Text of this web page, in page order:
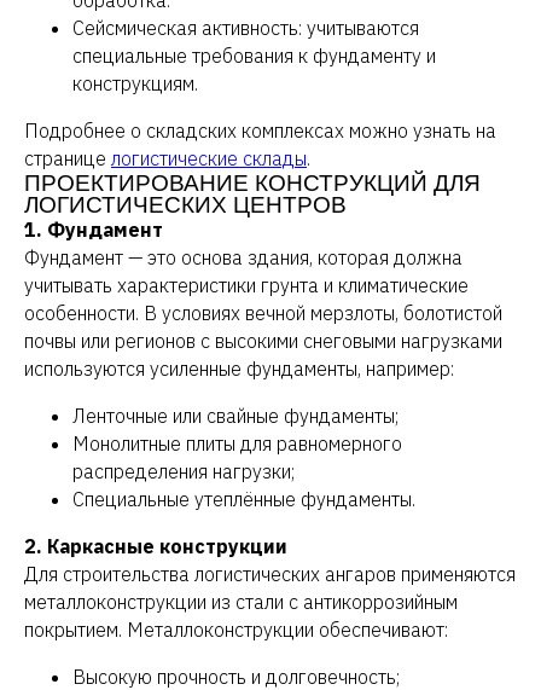
Сейсмическая активность: учитываются
специальные требования к фундаменту и
конструкциям.
Подробнее о складских комплексах можно узнать на
странице логистические склады.
ПРОЕКТИРОВАНИЕ КОНСТРУКЦИЙ ДЛЯ
ЛОГИСТИЧЕСКИХ ЦЕНТРОВ
1. Фундамент
Фундамент — это основа здания, которая должна
учитывать характеристики грунта и климатические
особенности. В условиях вечной мерзлоты, болотистой
почвы или регионов с высокими снеговыми нагрузками
используются усиленные фундаменты, например:
Ленточные или свайные фундаменты;
Монолитные плиты для равномерного
распределения нагрузки;
Специальные утеплённые фундаменты.
2. Каркасные конструкции
Для строительства логистических ангаров применяются
металлоконструкции из стали с антикоррозийным
покрытием. Металлоконструкции обеспечивают:
Высокую прочность и долговечность;